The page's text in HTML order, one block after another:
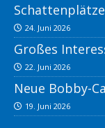
24. Juni 2026
Großes
22. Juni 2026
Neue Bobby-
19. Juni 2026